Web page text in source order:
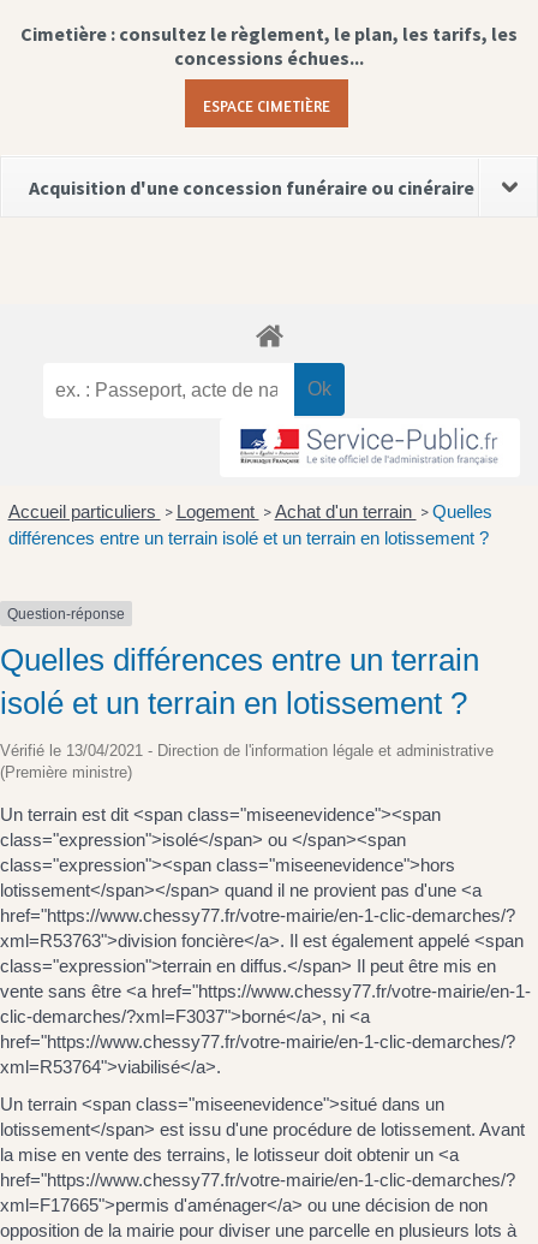
Cimetière : consultez le règlement, le plan, les tarifs, les
concessions échues...
ESPACE CIMETIÈRE
Acquisition d'une concession funéraire ou cinéraire
Accueil particuliers > Logement > Achat d'un terrain > Quelles
différences entre un terrain isolé et un terrain en lotissement ?
Question-réponse
Quelles différences entre un terrain
isolé et un terrain en lotissement ?
Vérifié le 13/04/2021 - Direction de l'information légale et administrative
(Première ministre)
Un terrain est dit <span class="miseenevidence"><span
class="expression">isolé</span> ou </span><span
class="expression"><span class="miseenevidence">hors
lotissement</span></span> quand il ne provient pas d'une <a
href="https://www.chessy77.fr/votre-mairie/en-1-clic-demarches/?
xml=R53763">division foncière</a>. Il est également appelé <span
class="expression">terrain en diffus.</span> Il peut être mis en
vente sans être <a href="https://www.chessy77.fr/votre-mairie/en-1-
clic-demarches/?xml=F3037">borné</a>, ni <a
href="https://www.chessy77.fr/votre-mairie/en-1-clic-demarches/?
xml=R53764">viabilisé</a>.
Un terrain <span class="miseenevidence">situé dans un
lotissement</span> est issu d'une procédure de lotissement. Avant
la mise en vente des terrains, le lotisseur doit obtenir un <a
href="https://www.chessy77.fr/votre-mairie/en-1-clic-demarches/?
xml=F17665">permis d'aménager</a> ou une décision de non
opposition de la mairie pour diviser une parcelle en plusieurs lots à